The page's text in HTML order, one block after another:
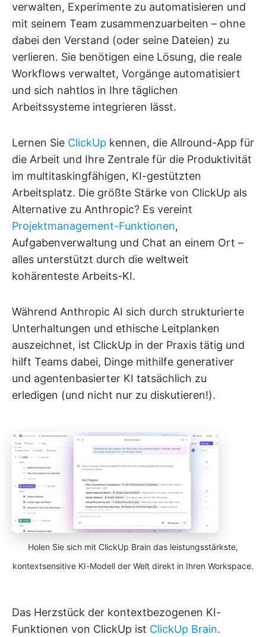
verwalten, Experimente zu automatisieren und
mit seinem Team zusammenzuarbeiten – ohne
dabei den Verstand (oder seine Dateien) zu
verlieren. Sie benötigen eine Lösung, die reale
Workflows verwaltet, Vorgänge automatisiert
und sich nahtlos in Ihre täglichen
Arbeitssysteme integrieren lässt.
Lernen Sie ClickUp kennen, die Allround-App für
die Arbeit und Ihre Zentrale für die Produktivität
im multitaskingfähigen, KI-gestützten
Arbeitsplatz. Die größte Stärke von ClickUp als
Alternative zu Anthropic? Es vereint
Projektmanagement-Funktionen,
Aufgabenverwaltung und Chat an einem Ort –
alles unterstützt durch die weltweit
kohärenteste Arbeits-KI.
Während Anthropic AI sich durch strukturierte
Unterhaltungen und ethische Leitplanken
auszeichnet, ist ClickUp in der Praxis tätig und
hilft Teams dabei, Dinge mithilfe generativer
und agentenbasierter KI tatsächlich zu
erledigen (und nicht nur zu diskutieren!).
Holen Sie sich mit ClickUp Brain das leistungsstärkste,
kontextsensitive KI-Modell der Welt direkt in Ihren Workspace.
Das Herzstück der kontextbezogenen KI-
Funktionen von ClickUp ist ClickUp Brain.